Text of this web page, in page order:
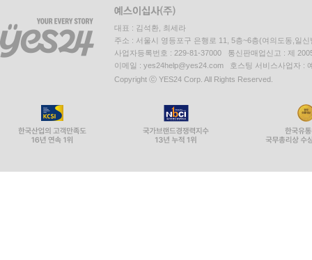
대표 : 김석환, 최세라
주소 : 서울시 영등포구 은행로 11, 5층~6층(여의도동,일신
사업자등록번호 : 229-81-37000 통신판매업신고 : 제
이메일 : yes24help@yes24.com 호스팅 서비스사업자 :
Copyright ⓒ YES24 Corp. All Rights Reserved.